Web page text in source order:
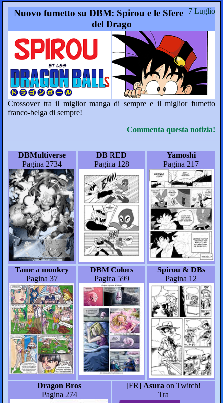
7 Luglio
Nuovo fumetto su DBM: Spirou e le Sfere
del Drago
Crossover tra il miglior manga di sempre e il miglior fumetto
franco-belga di sempre!
Commenta questa notizia!
DBMultiverse
Pagina 2734
DB RED
Pagina 128
Yamoshi
Pagina 217
Tame a monkey
Pagina 37
DBM Colors
Pagina 599
Spirou & DBs
Pagina 12
Dragon Bros
Pagina 274
[FR] Asura on Twitch!
Tra